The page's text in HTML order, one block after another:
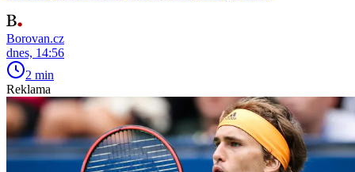
Borovan.cz
dnes, 14:56
2 min
Reklama